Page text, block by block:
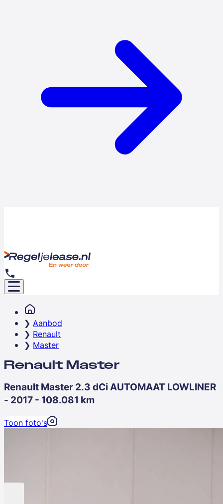
Aanbod
Renault
Master
Renault Master
Renault Master 2.3 dCi AUTOMAAT LOWLINER
- 2017 - 108.081 km
Toon foto's